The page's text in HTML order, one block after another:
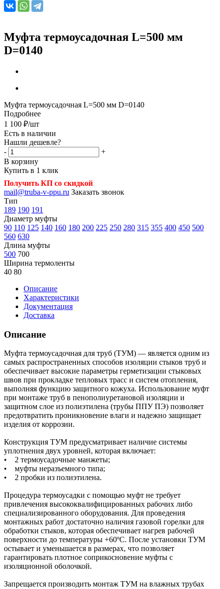
Муфта термоусадочная L=500 мм
D=0140
Муфта термоусадочная L=500 мм D=0140
Подробнее
1 100 ₽/шт
Есть в наличии
Нашли дешевле?
-
+
В корзину
Купить в 1 клик
Получить КП со скидкой
mail@truba-v-ppu.ru Заказать звонок
Тип
189 190 191
Диаметр муфты
90 110 125 140 160 180 200 225 250 280 315 355 400 450 500
560 630
Длина муфты
500 700
Ширина термоленты
40 80
Описание
Характеристики
Документация
Доставка
Описание
Муфта термоусадочная для труб (ТУМ) — является одним из
самых распространенных способов изоляции стыков труб и
обеспечивает высокие параметры герметизации стыковых
швов при прокладке тепловых трасс и систем отопления,
выполняя функцию защитного кожуха. Использование муфт
при монтаже труб в пенополиуретановой изоляции и
защитном слое из полиэтилена (трубы ППУ ПЭ) позволяет
предотвратить проникновение влаги и надежно защищает
изделия от коррозии.
Конструкция ТУМ предусматривает наличие системы
уплотнения двух уровней, которая включает:
• 2 термоусадочные манжеты;
• муфты неразъемного типа;
• 2 пробки из полиэтилена.
Процедура термоусадки с помощью муфт не требует
привлечения высококвалифицированных рабочих либо
специализированного оборудования. Для проведения
монтажных работ достаточно наличия газовой горелки для
обработки стыков, которая обеспечивает нагрев рабочей
поверхности до температуры +60ºС. После установки ТУМ
остывает и уменьшается в размерах, что позволяет
гарантировать плотное соприкосновение муфты с
изоляционной оболочкой.
Запрещается производить монтаж ТУМ на влажных трубах